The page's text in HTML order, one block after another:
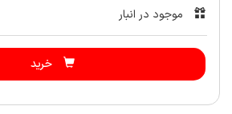
موجود در انبار
خرید